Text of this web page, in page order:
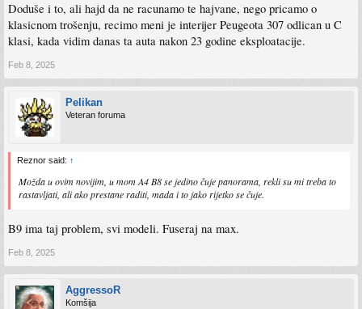
Doduše i to, ali hajd da ne racunamo te hajvane, nego pricamo o
klasicnom trošenju, recimo meni je interijer Peugeota 307 odlican u C
klasi, kada vidim danas ta auta nakon 23 godine eksploatacije.
Feb 8, 2025
Pelikan
Veteran foruma
Reznor said: ↑
Možda u ovim novijim, u mom A4 B8 se jedino čuje panorama, rekli su mi treba to
rastavljati, ali ako prestane raditi, mada i to jako rijetko se čuje.
B9 ima taj problem, svi modeli. Fuseraj na max.
Feb 8, 2025
AggressoR
Komšija